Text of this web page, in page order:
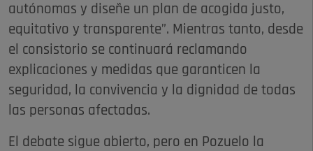
autónomas y diseñe un plan de acogida justo,
equitativo y transparente”. Mientras tanto, desde
el consistorio se continuará reclamando
explicaciones y medidas que garanticen la
seguridad, la convivencia y la dignidad de todas
las personas afectadas.
El debate sigue abierto, pero en Pozuelo la